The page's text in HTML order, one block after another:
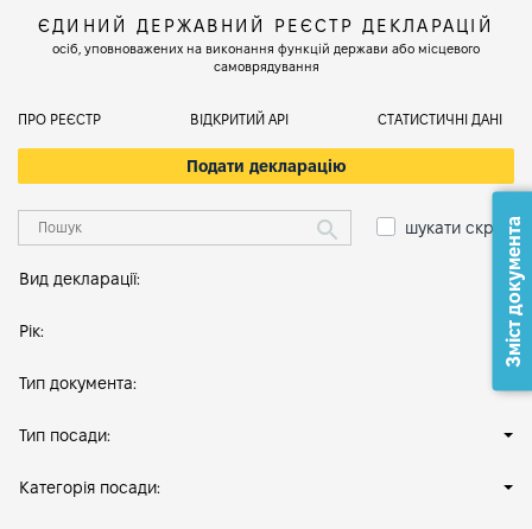
ЄДИНИЙ ДЕРЖАВНИЙ РЕЄСТР ДЕКЛАРАЦІЙ
осіб, уповноважених на виконання функцій держави або місцевого
самоврядування
ПРО РЕЄСТР ВІДКРИТИЙ АРІ СТАТИСТИЧНІ ДАНІ
Подати декларацію
шукати скрізь
Вид декларації:
Рік:
Тип документа:
Тип посади:
Категорія посади:
Зміст документа